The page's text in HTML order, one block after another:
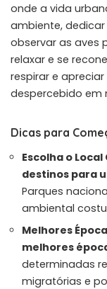
onde a vida
ambiente,
observar as aves
relaxar e se
respirar e
despercebido em
Dicas para
Escolha o
destinos para
Parques
ambiental
Melhores
melhores
determinadas
migratórias e